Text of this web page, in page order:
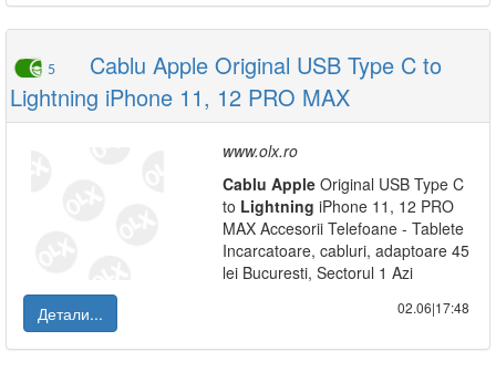
5
Cablu Apple Original USB Type C to
Lightning iPhone 11, 12 PRO MAX
www.olx.ro
Cablu Apple Original USB Type C
to Lightning iPhone 11, 12 PRO
MAX Accesorii Telefoane - Tablete
Incarcatoare, cabluri, adaptoare 45
lei Bucuresti, Sectorul 1 Azi
Детали...
02.06|17:48